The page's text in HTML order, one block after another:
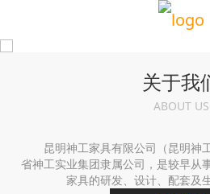
关于我
ABOUT US
昆明神工家具有限公司（昆明神
省神工实业集团隶属公司，是较早从
家具的研发、设计、配套及